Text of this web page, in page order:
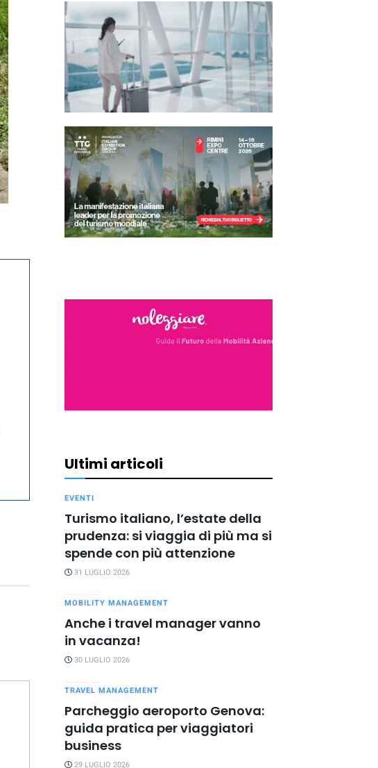
Ultimi articoli
EVENTI
Turismo italiano, l’estate della
prudenza: si viaggia di più ma si
spende con più attenzione
31 LUGLIO 2026
MOBILITY MANAGEMENT
Anche i travel manager vanno
in vacanza!
30 LUGLIO 2026
TRAVEL MANAGEMENT
Parcheggio aeroporto Genova:
guida pratica per viaggiatori
business
29 LUGLIO 2026